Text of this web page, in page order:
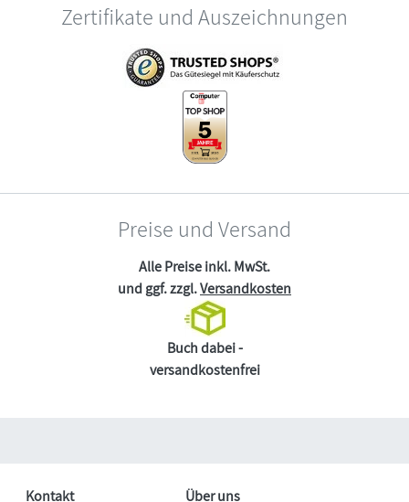
Zertifikate und Auszeichnungen
Preise und Versand
Alle Preise inkl. MwSt.
und ggf. zzgl.Versandkosten
Buch dabei -
versandkostenfrei
Kontakt Über uns